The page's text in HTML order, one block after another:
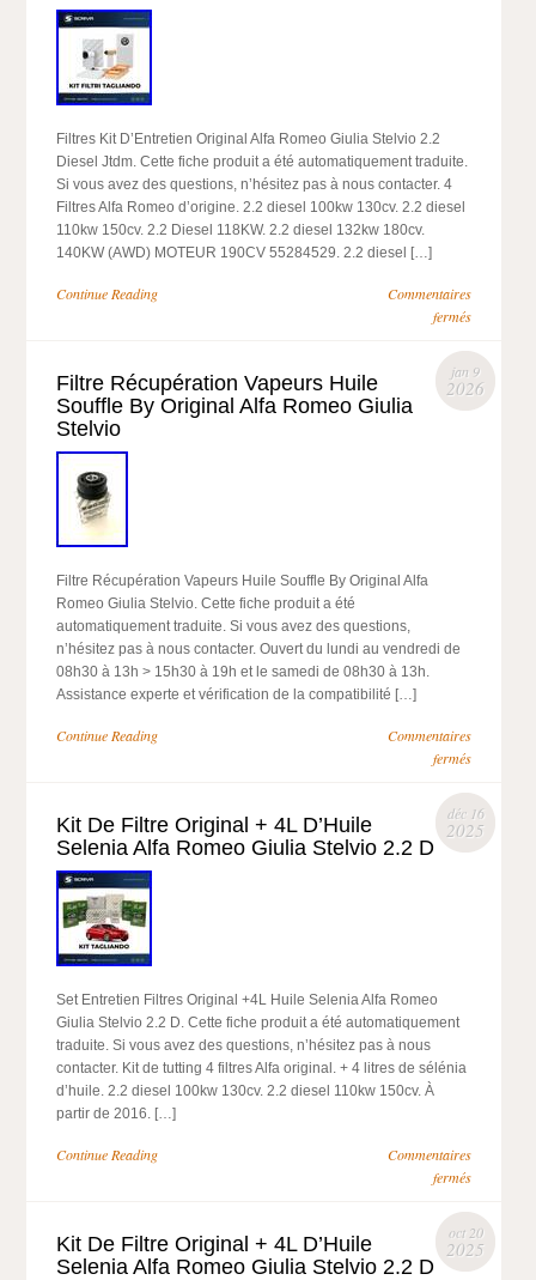
Filtres Kit D’Entretien Original Alfa Romeo Giulia Stelvio 2.2
Diesel Jtdm. Cette fiche produit a été automatiquement traduite.
Si vous avez des questions, n’hésitez pas à nous contacter. 4
Filtres Alfa Romeo d’origine. 2.2 diesel 100kw 130cv. 2.2 diesel
110kw 150cv. 2.2 Diesel 118KW. 2.2 diesel 132kw 180cv.
140KW (AWD) MOTEUR 190CV 55284529. 2.2 diesel […]
Continue Reading
Commentaires
fermés
jan 9
2026
Filtre Récupération Vapeurs Huile
Souffle By Original Alfa Romeo Giulia
Stelvio
Filtre Récupération Vapeurs Huile Souffle By Original Alfa
Romeo Giulia Stelvio. Cette fiche produit a été
automatiquement traduite. Si vous avez des questions,
n’hésitez pas à nous contacter. Ouvert du lundi au vendredi de
08h30 à 13h > 15h30 à 19h et le samedi de 08h30 à 13h.
Assistance experte et vérification de la compatibilité […]
Continue Reading
Commentaires
fermés
déc 16
2025
Kit De Filtre Original + 4L D’Huile
Selenia Alfa Romeo Giulia Stelvio 2.2 D
Set Entretien Filtres Original +4L Huile Selenia Alfa Romeo
Giulia Stelvio 2.2 D. Cette fiche produit a été automatiquement
traduite. Si vous avez des questions, n’hésitez pas à nous
contacter. Kit de tutting 4 filtres Alfa original. + 4 litres de sélénia
d’huile. 2.2 diesel 100kw 130cv. 2.2 diesel 110kw 150cv. À
partir de 2016. […]
Continue Reading
Commentaires
fermés
oct 20
2025
Kit De Filtre Original + 4L D’Huile
Selenia Alfa Romeo Giulia Stelvio 2.2 D